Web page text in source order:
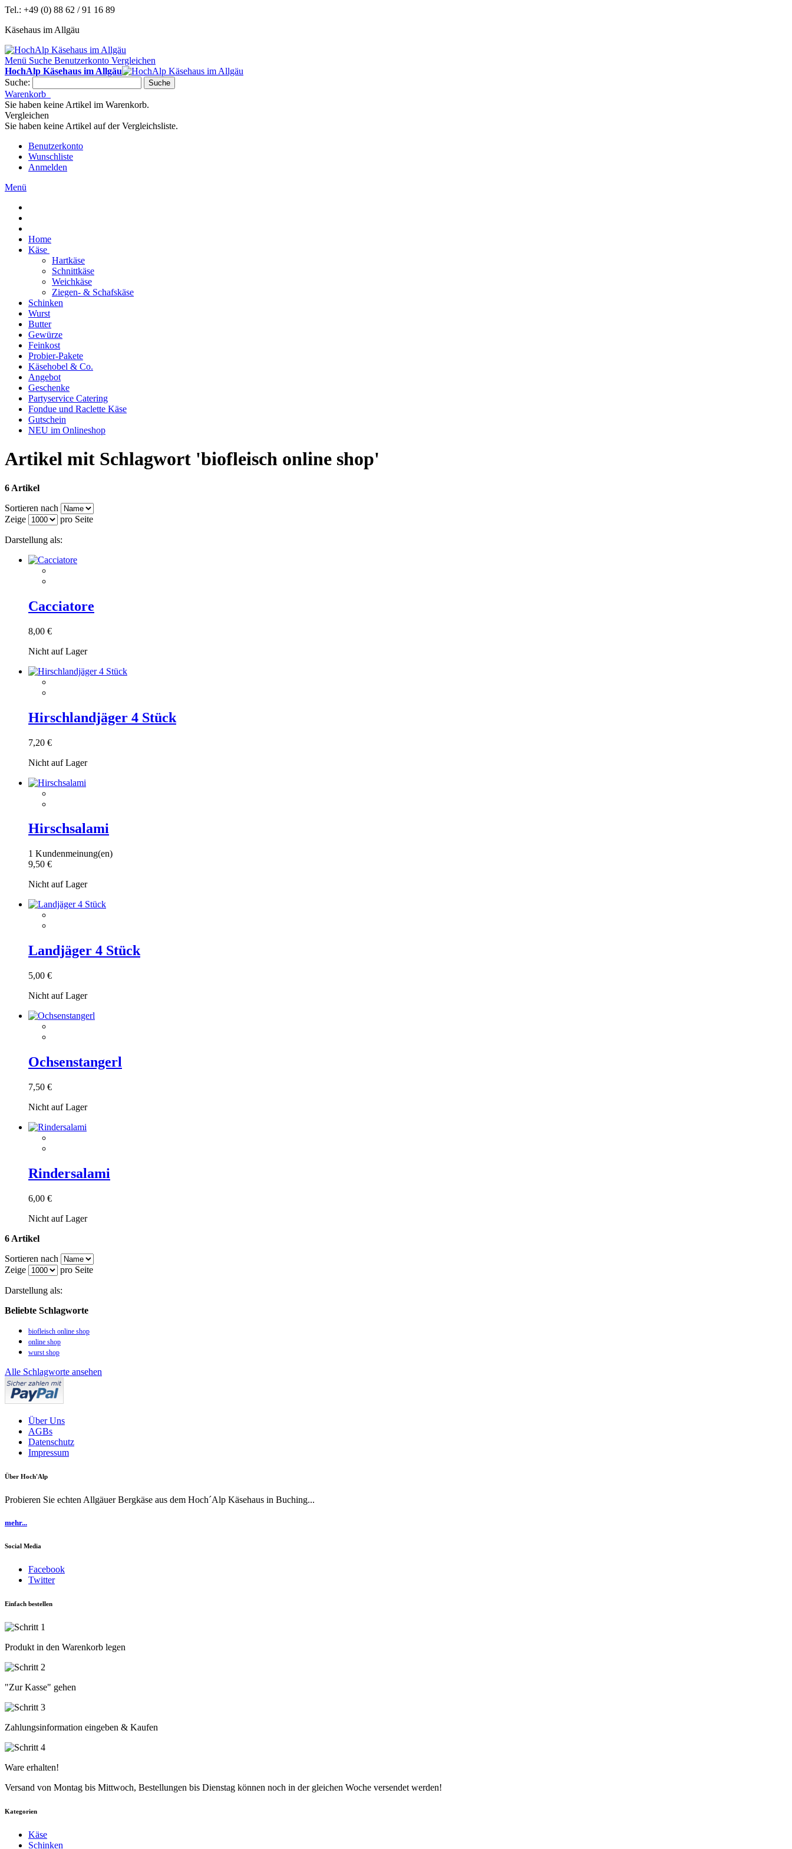
Tel.: +49 (0) 88 62 / 91 16 89
Käsehaus im Allgäu
Menü Suche Benutzerkonto Vergleichen
HochAlp Käsehaus im Allgäu
Suche:
Suche
Warenkorb
Sie haben keine Artikel im Warenkorb.
Vergleichen
Sie haben keine Artikel auf der Vergleichsliste.
Benutzerkonto
Wunschliste
Anmelden
Menü
Home
Käse
Hartkäse
Schnittkäse
Weichkäse
Ziegen- & Schafskäse
Schinken
Wurst
Butter
Gewürze
Feinkost
Probier-Pakete
Käsehobel & Co.
Angebot
Geschenke
Partyservice Catering
Fondue und Raclette Käse
Gutschein
NEU im Onlineshop
Artikel mit Schlagwort 'biofleisch online shop'
6 Artikel
Sortieren nach
Zeige
pro Seite
Darstellung als:
Cacciatore
8,00 €
Nicht auf Lager
Hirschlandjäger 4 Stück
7,20 €
Nicht auf Lager
Hirschsalami
1 Kundenmeinung(en)
9,50 €
Nicht auf Lager
Landjäger 4 Stück
5,00 €
Nicht auf Lager
Ochsenstangerl
7,50 €
Nicht auf Lager
Rindersalami
6,00 €
Nicht auf Lager
6 Artikel
Sortieren nach
Zeige
pro Seite
Darstellung als:
Beliebte Schlagworte
biofleisch online shop
online shop
wurst shop
Alle Schlagworte ansehen
Über Uns
AGBs
Datenschutz
Impressum
Über Hoch'Alp
Probieren Sie echten Allgäuer Bergkäse aus dem Hoch´Alp Käsehaus in Buching...
mehr...
Social Media
Facebook
Twitter
Einfach bestellen
Produkt in den Warenkorb legen
"Zur Kasse" gehen
Zahlungsinformation eingeben & Kaufen
Ware erhalten!
Versand von Montag bis Mittwoch, Bestellungen bis Dienstag können noch in der gleichen Woche versendet werden!
Kategorien
Käse
Schinken